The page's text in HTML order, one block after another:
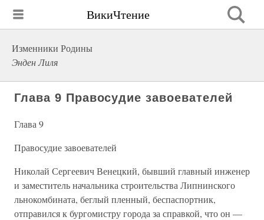
ВикиЧтение
Изменники Родины
Энден Лиля
Глава 9 Правосудие завоевателей
Глава 9
Правосудие завоевателей
Николай Сергеевич Венецкий, бывший главный инженер
и заместитель начальника строительства Липнинского
льнокомбината, беглый пленный, беспаспортник,
отправился к бургомистру города за справкой, что он —